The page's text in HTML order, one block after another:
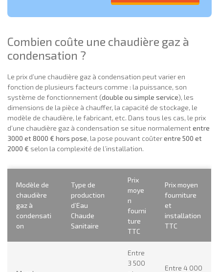
Combien coûte une chaudière gaz à
condensation ?
Le prix d’une chaudière gaz à condensation peut varier en
fonction de plusieurs facteurs comme : la puissance, son
système de fonctionnement (double ou simple service), les
dimensions de la pièce à chauffer, la capacité de stockage, le
modèle de chaudière, le fabricant, etc. Dans tous les cas, le prix
d’une chaudière gaz à condensation se situe normalemententre
3000 et 8000 € hors pose, la pose pouvant coûterentre 500 et
2000 € selon la complexité de l’installation.
Modèle de
chaudière
gaz à
condensati
on
Type de
production
d’Eau
Chaude
Sanitaire
Prix
moye
n
fourni
ture
TTC
Prix moyen
fourniture
et
installation
TTC
Entre
3 500
Entre 4 000